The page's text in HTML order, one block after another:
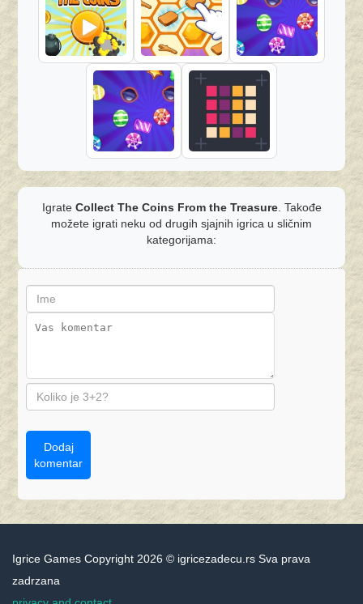
Igrate Collect The Coins From the Treasure. Takođe
možete igrati neku od drugih sjajnih igrica u sličnim
kategorijama:
Dodaj
komentar
Igrice Games Copyright 2026 © igricezadecu.rs Sva prava
zadrzana